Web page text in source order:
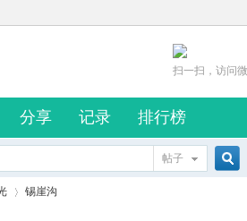
扫一扫，访问
分享 记录 排行榜
帖子
锡崖沟